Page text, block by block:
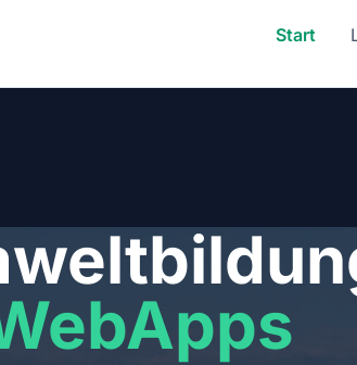
Start